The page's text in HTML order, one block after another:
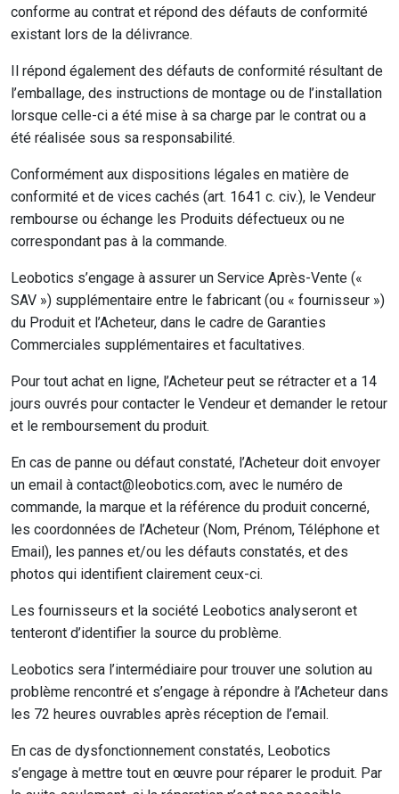
conforme au contrat et répond des défauts de conformité
existant lors de la délivrance.
Il répond également des défauts de conformité résultant de
l’emballage, des instructions de montage ou de l’installation
lorsque celle-ci a été mise à sa charge par le contrat ou a
été réalisée sous sa responsabilité.
Conformément aux dispositions légales en matière de
conformité et de vices cachés (art. 1641 c. civ.), le Vendeur
rembourse ou échange les Produits défectueux ou ne
correspondant pas à la commande.
Leobotics s’engage à assurer un Service Après-Vente («
SAV ») supplémentaire entre le fabricant (ou « fournisseur »)
du Produit et l’Acheteur, dans le cadre de Garanties
Commerciales supplémentaires et facultatives.
Pour tout achat en ligne, l’Acheteur peut se rétracter et a 14
jours ouvrés pour contacter le Vendeur et demander le retour
et le remboursement du produit.
En cas de panne ou défaut constaté, l’Acheteur doit envoyer
un email à contact@leobotics.com, avec le numéro de
commande, la marque et la référence du produit concerné,
les coordonnées de l’Acheteur (Nom, Prénom, Téléphone et
Email), les pannes et/ou les défauts constatés, et des
photos qui identifient clairement ceux-ci.
Les fournisseurs et la société Leobotics analyseront et
tenteront d’identifier la source du problème.
Leobotics sera l’intermédiaire pour trouver une solution au
problème rencontré et s’engage à répondre à l’Acheteur dans
les 72 heures ouvrables après réception de l’email.
En cas de dysfonctionnement constatés, Leobotics
s’engage à mettre tout en œuvre pour réparer le produit. Par